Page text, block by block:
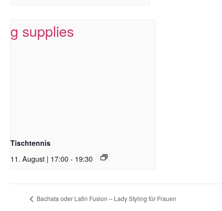
Tischtennis
11. August | 17:00- 19:30
Bachata oder Latin Fusion – Lady Styling für Frauen